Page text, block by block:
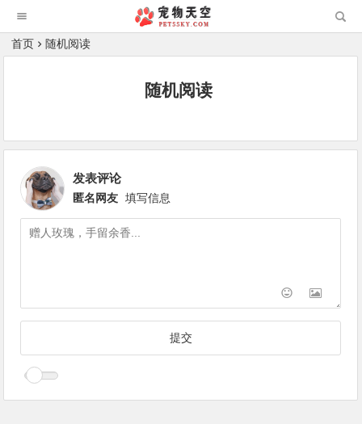
首页 随机阅读
随机阅读
发表评论
匿名网友 填写信息